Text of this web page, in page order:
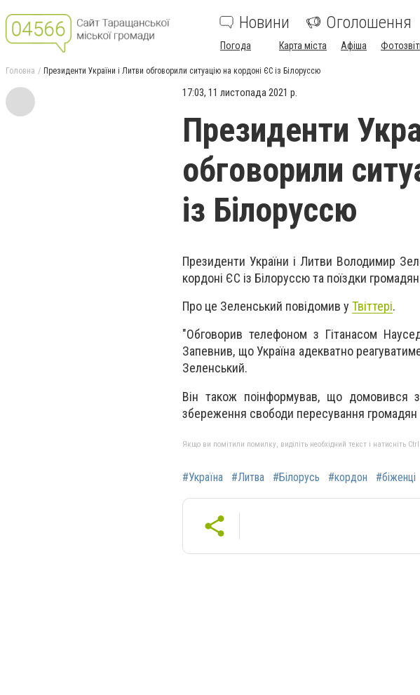
Новини Оголошення
Погода Карта міста Афіша
Головна Президенти України і Литви обговорили ситуацію на кордоні ЄС із Білоруссю
17:03, 11 листопада 2021 р.
Президенти
обговорили
із Білоруссю
Президенти України і Литви Володимир
кордоні ЄС із Білоруссю та поїздки
Про це Зеленський повідомив у Твіттері.
"Обговорив телефоном з Гітанасом
Запевнив, що Україна адекватно
Зеленський.
Він також поінформував, що домовився
збереження свободи пересування громадян
Якщо ви помітили помилку, виділіть необхідний текст і натисніть
#Україна #Литва #Білорусь #кордон #біженці